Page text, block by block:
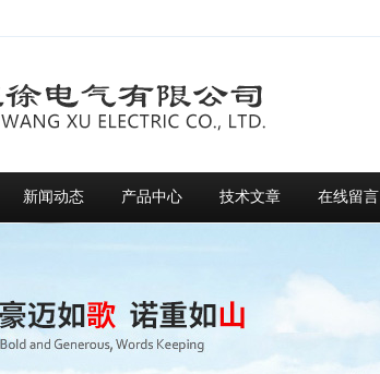
新闻动态 产品中心 技术文章 在线留言